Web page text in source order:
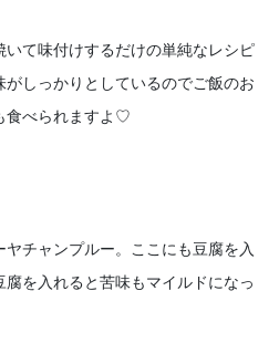
て味付けするだけの単純なレシピ
しっかりとしているのでご飯のお
食べられますよ♡
チャンプルー。ここにも豆腐を入
を入れると苦味もマイルドになっ